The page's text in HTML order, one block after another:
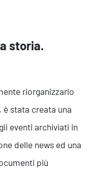
storia.
riorganizzarlo
stata creata una
eventi archiviati in
delle news ed una
più